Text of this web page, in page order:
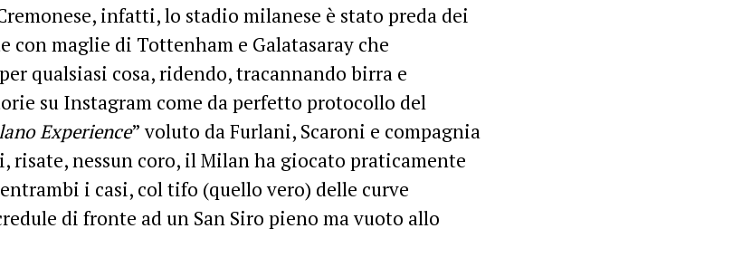
infatti, lo stadio milanese è stato preda dei
con maglie di Tottenham e Galatasaray che
qualsiasi cosa, ridendo, tracannando birra e
su Instagram come da perfetto protocollo del
Experience” voluto da Furlani, Scaroni e compagnia
risate, nessun coro, il Milan ha giocato praticamente
i casi, col tifo (quello vero) delle curve
di fronte ad un San Siro pieno ma vuoto allo